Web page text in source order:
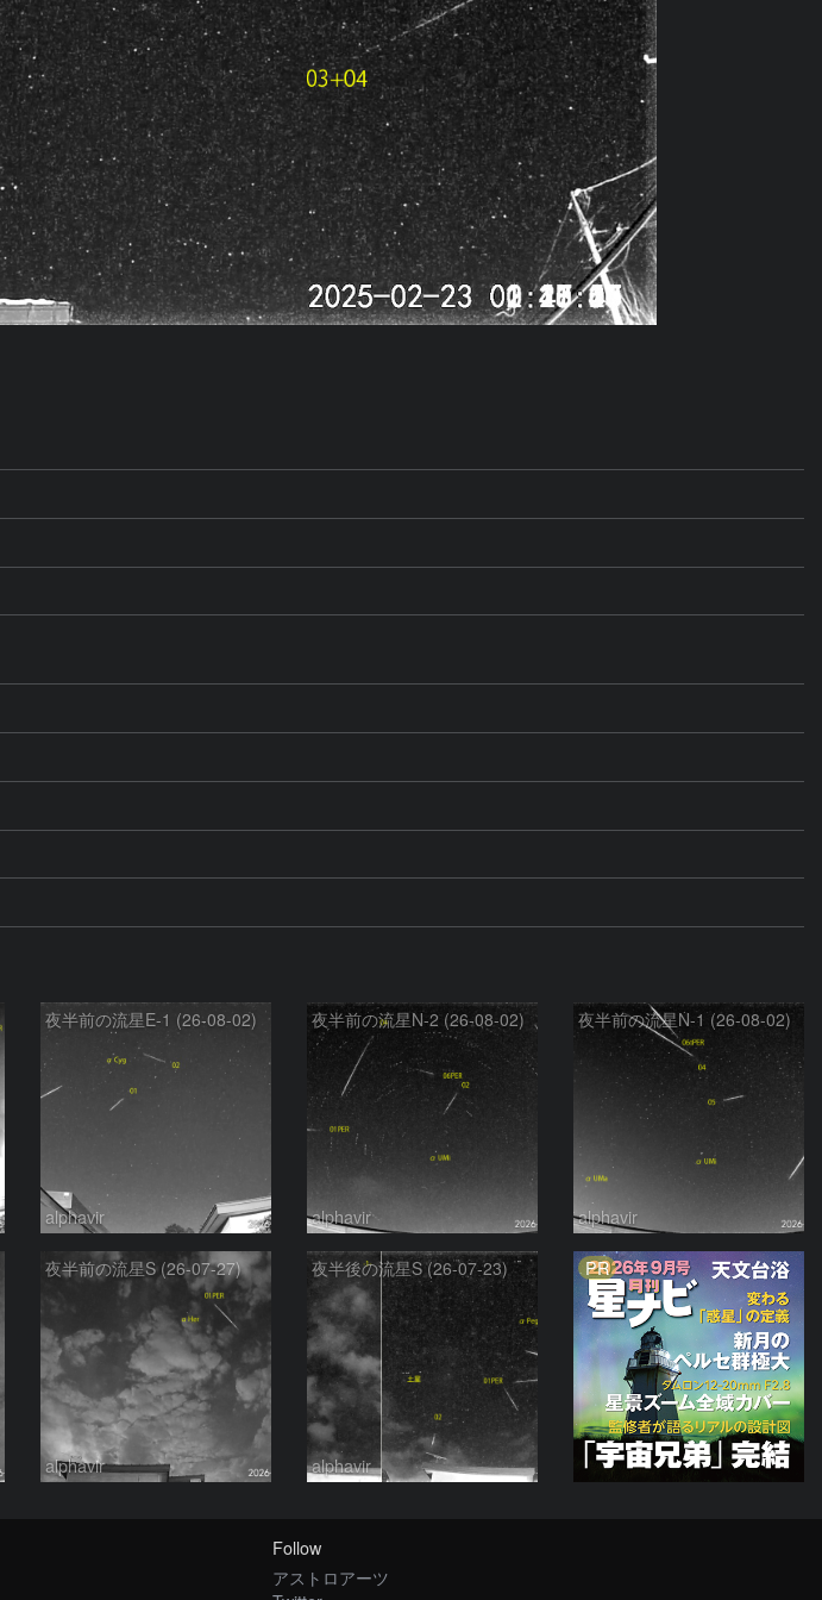
夜半前の流星E-1 (26-08-02)
alphavir
夜半前の流星N-2 (26-08-02)
alphavir
夜半前の流星N-1 (26-08-02)
alphavir
夜半前の流星S (26-07-27)
alphavir
夜半後の流星S (26-07-23)
alphavir
PR
Follow
アストロアーツ